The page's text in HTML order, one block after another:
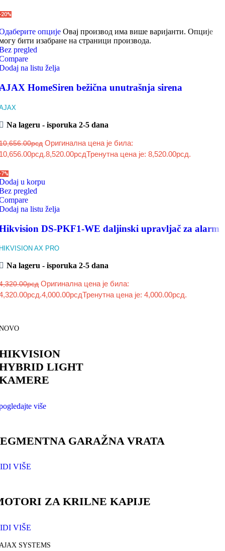
опције Овај производ има више варијанти. Опције
бити изабране на страници производа.
pregled
na listu želja
HomeSiren bežična unutrašnja sirena
Na lageru - isporuka 2-5 dana
рсд Оригинална цена је била:
8,520.00рсдТренутна цена је: 8,520.00рсд.
u korpu
pregled
na listu želja
DS-PKF1-WE daljinski upravljač za alarm
AX PRO
Na lageru - isporuka 2-5 dana
рсд Оригинална цена је била:
4,000.00рсдТренутна цена је: 4,000.00рсд.
LIGHT
više
GARAŽNA VRATA
VIŠE
ZA KRILNE KAPIJE
VIŠE
SYSTEMS